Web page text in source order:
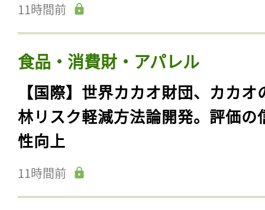
11時間前
食品・消費財・アパレル
【国際】世界カカオ財団、カカオ
林リスク軽減方法論開発。評価の
性向上
11時間前